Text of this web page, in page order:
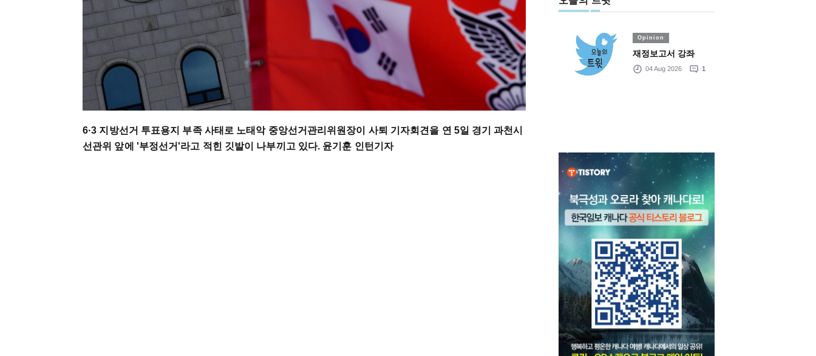
6·3 지방선거 투표용지 부족 사태로 노태악 중앙선거관리위원장이 사퇴 기자회견을 연 5일 경기 과천시
선관위 앞에 '부정선거'라고 적힌 깃발이 나부끼고 있다. 윤기훈 인턴기자
Opinion
재정보고서 강좌
04 Aug 2026 1